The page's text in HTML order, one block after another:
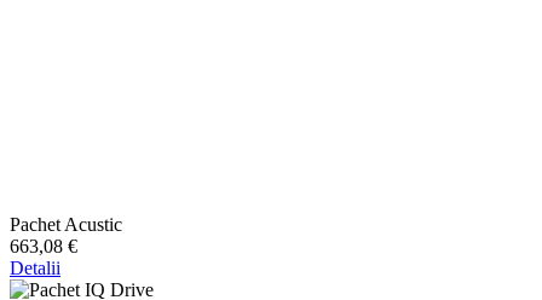
Pachet Acustic
663,08 €
Detalii